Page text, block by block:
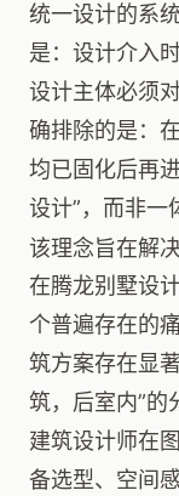
统一设计的系
是：设计介入
设计主体必须
确排除的是：
均已固化后再
设计”，而非一
该理念旨在解
在腾龙别墅设
个普遍存在的
筑方案存在显
筑，后室内”的
建筑设计师在
备选型、空间